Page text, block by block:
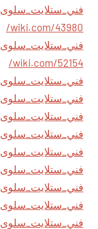
فني_ستلايت_سلوى
wiki.com/43980/
فني_ستلايت_سلوى
wiki.com/52154/
فني_ستلايت_سلوى
فني_ستلايت_سلوى
فني_ستلايت_سلوى
فني_ستلايت_سلوى
فني_ستلايت_سلوى
فني_ستلايت_سلوى
فني_ستلايت_سلوى
فني_ستلايت_سلوى
فني_ستلايت_سلوى